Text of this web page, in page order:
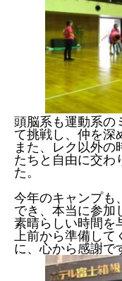
頭脳系も運動系の
て挑戦し、仲を深
また、レク以外の
たちと自由に交わ
た。
今年のキャンプも
でき、本当に参加
素晴らしい時間を
上前から準備して
に、心から感謝で